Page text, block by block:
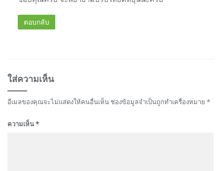
ตอบกลับ
ใส่ความเห็น
อีเมลของคุณจะไม่แสดงให้คนอื่นเห็น ช่องข้อมูลจำเป็นถูกทำเครื่องหมาย *
ความเห็น*